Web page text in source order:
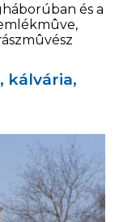
és a
kálvária,